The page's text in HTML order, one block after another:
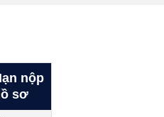
nộp
sơ